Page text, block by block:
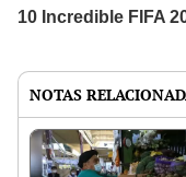
NOTAS